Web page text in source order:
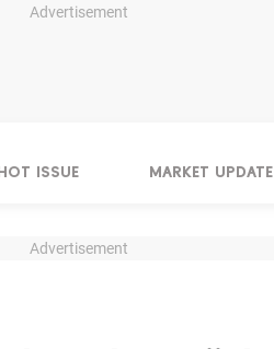
Advertisement
HOT ISSUE MARKET UPDATE
Advertisement